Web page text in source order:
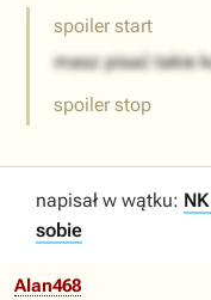
spoiler start
masz pisać takie
spoiler stop
napisał w wątku:
sobie
Alan468